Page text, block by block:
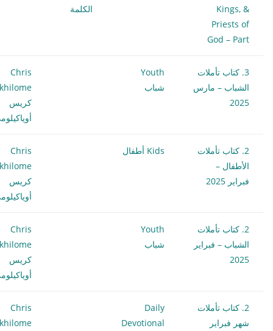
Kings, &
Priests of
God – Part
الكلمة
3. كتاب تأملات
الشباب – مارس
2025
Youth
شباب
Chris
كريس
2. كتاب تأملات
الأطفال –
فبراير 2025
Kids أطفال
Chris
كريس
2. كتاب تأملات
الشباب – فبراير
2025
Youth
شباب
Chris
كريس
2. كتاب تأملات
شهر فبراير
Daily
Devotional
Chris